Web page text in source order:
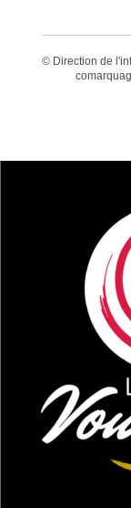
© Direction de